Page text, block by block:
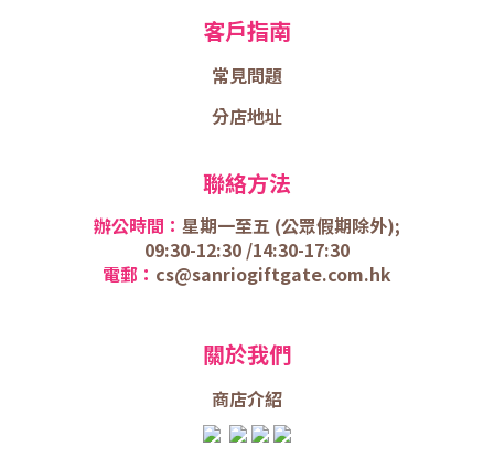
客戶指南
常見問題
分店地址
聯絡方法
辦公時間： 星期一至五 (公眾假期除外);
09:30-12:30 /14:30-17:30
電郵： cs@sanriogiftgate.com.hk
關於我們
商店介紹